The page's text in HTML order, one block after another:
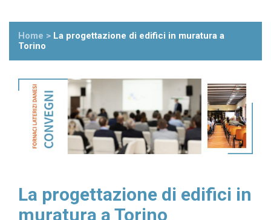
Home > La progettazione di edifici in muratura a
Torino
La progettazione di edifici in
muratura a Torino